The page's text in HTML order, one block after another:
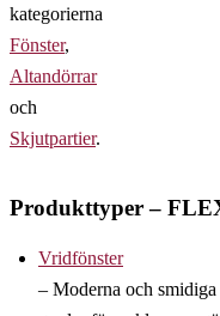
kategorierna
Fönster,
Altandörrar
och
Skjutpartier.
Produkttyper –
Vridfönster
– Moderna och